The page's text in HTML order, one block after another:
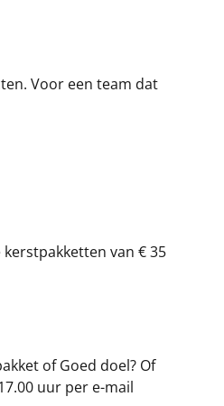
Voor een team dat
kerstpakketten van € 35
of Goed doel? Of
uur per e-mail